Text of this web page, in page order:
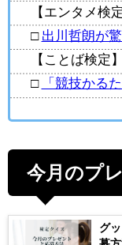
【エンタメ検定
□ 出川哲朗が
【ことば検定】
□
「競技かる
今月のプ
グ